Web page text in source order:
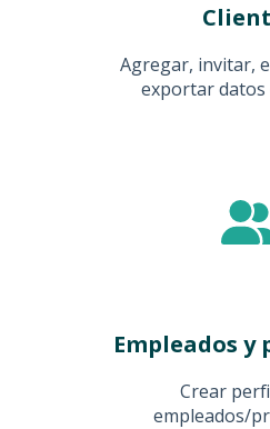
Agregar, invitar,
exportar datos
Empleados y
Crear
empleados/